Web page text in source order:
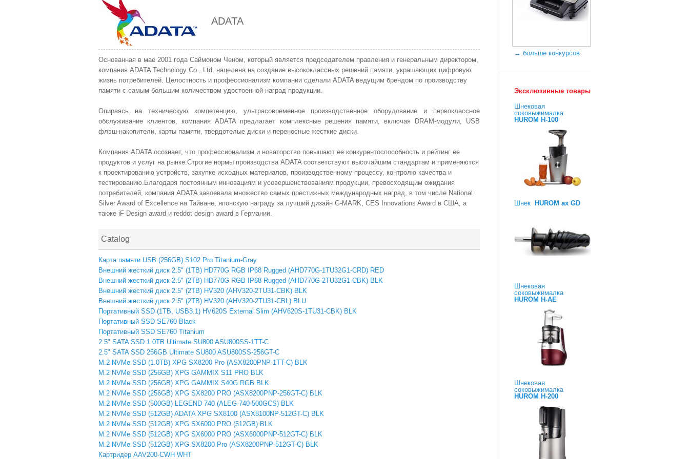
ADATA
Основанная в мае 2001 года Саймоном Ченом, который является председателем правления и генеральным директором,
компания ADATA Technology Co., Ltd. нацелена на создание высококлассных решений памяти, украшающих цифровую
жизнь потребителей. Целостность и профессионализм компании сделали ADATA ведущим брендом по производству
памяти с самым большим количеством удостоенной наград продукции.
Опираясь на техническую компетенцию, ультрасовременное производственное оборудование и первоклассное
обслуживание клиентов, компания ADATA предлагает комплексные решения памяти, включая DRAM-модули, USB
флэш-накопители, карты памяти, твердотелые диски и переносные жесткие диски.
Компания ADATA осознает, что профессионализм и новаторство повышают ее конкурентоспособность и рейтинг ее
продуктов и услуг на рынке.Строгие нормы производства ADATA соответствуют высочайшим стандартам и применяются
к проектированию устройств, закупке исходных материалов, производственному процессу, контролю качества и
тестированию.Благодаря постоянным инновациям и усовершенствованиям продукции, превосходящим ожидания
потребителей, компания ADATA завоевала множество самых престижных международных наград, в том числе National
Silver Award of Excellence на Тайване, японскую награду за лучший дизайн G-MARK, CES Innovations Award в США, а
также iF Design award и reddot design award в Германии.
Catalog
Карта памяти USB (256GB) S102 Pro Titanium-Gray
Внешний жесткий диск 2.5" (1TB) HD770G RGB IP68 Rugged (AHD770G-1TU32G1-CRD) RED
Внешний жесткий диск 2.5" (2TB) HD770G RGB IP68 Rugged (AHD770G-2TU32G1-CBK) BLK
Внешний жесткий диск 2.5" (2TB) HV320 (AHV320-2TU31-CBK) BLK
Внешний жесткий диск 2.5" (2TB) HV320 (AHV320-2TU31-CBL) BLU
Портативный SSD (1TB, USB3.1) HV620S External Slim (AHV620S-1TU31-CBK) BLK
Портативный SSD SE760 Black
Портативный SSD SE760 Titanium
2.5" SATA SSD 1.0TB Ultimate SU800 ASU800SS-1TT-C
2.5" SATA SSD 256GB Ultimate SU800 ASU800SS-256GT-C
M.2 NVMe SSD (1.0TB) XPG SX8200 Pro (ASX8200PNP-1TT-C) BLK
M.2 NVMe SSD (256GB) XPG GAMMIX S11 PRO BLK
M.2 NVMe SSD (256GB) XPG GAMMIX S40G RGB BLK
M.2 NVMe SSD (256GB) XPG SX8200 PRO (ASX8200PNP-256GT-C) BLK
M.2 NVMe SSD (500GB) LEGEND 740 (ALEG-740-500GCS) BLK
M.2 NVMe SSD (512GB) ADATA XPG SX8100 (ASX8100NP-512GT-C) BLK
M.2 NVMe SSD (512GB) XPG SX6000 PRO (512GB) BLK
M.2 NVMe SSD (512GB) XPG SX6000 PRO (ASX6000PNP-512GT-C) BLK
M.2 NVMe SSD (512GB) XPG SX8200 Pro (ASX8200PNP-512GT-C) BLK
Картридер AAV200-CWH WHT
→ больше конкурсов
Эксклюзивные товары
Шнековая
соковыжималка
HUROM H-100
Шнек HUROM ax GD
Шнековая
соковыжималка
HUROM H-AE
Шнековая
соковыжималка
HUROM H-200